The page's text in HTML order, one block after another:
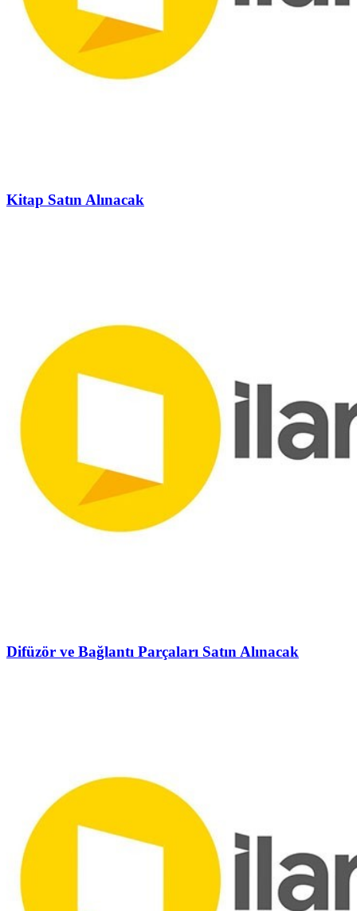
Kitap Satın Alınacak
Difüzör ve Bağlantı Parçaları Satın Alınacak